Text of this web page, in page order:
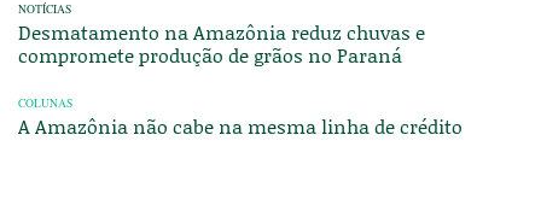
NOTÍCIAS
Desmatamento na Amazônia reduz chuvas e
compromete produção de grãos no Paraná
COLUNAS
A Amazônia não cabe na mesma linha de crédito